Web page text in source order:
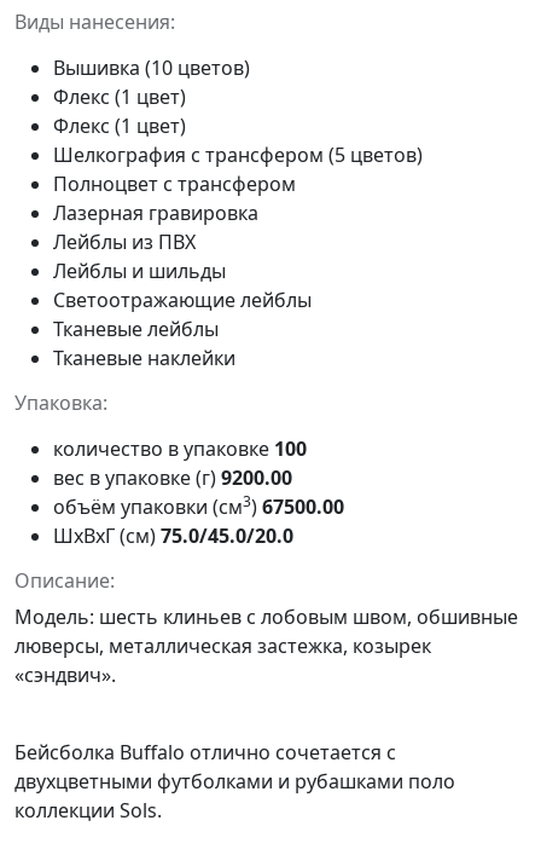
Виды нанесения:
Вышивка (10 цветов)
Флекс (1 цвет)
Флекс (1 цвет)
Шелкография с трансфером (5 цветов)
Полноцвет с трансфером
Лазерная гравировка
Лейблы из ПВХ
Лейблы и шильды
Светоотражающие лейблы
Тканевые лейблы
Тканевые наклейки
Упаковка:
количество в упаковке 100
вес в упаковке (г)9200.00
объём упаковки (см3)67500.00
ШxВxГ (см)75.0/45.0/20.0
Описание:
Модель: шесть клиньев с лобовым швом, обшивные
люверсы, металлическая застежка, козырек
«сэндвич».
Бейсболка Buffalo отлично сочетается с
двухцветными футболками и рубашками поло
коллекции Sols.